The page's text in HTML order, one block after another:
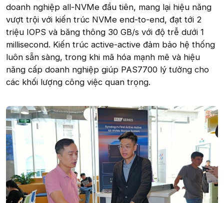
doanh nghiệp all-NVMe đầu tiên, mang lại hiệu năng
vượt trội với kiến trúc NVMe end-to-end, đạt tới 2
triệu IOPS và băng thông 30 GB/s với độ trễ dưới 1
millisecond. Kiến trúc active-active đảm bảo hệ thống
luôn sẵn sàng, trong khi mã hóa mạnh mẽ và hiệu
năng cấp doanh nghiệp giúp PAS7700 lý tưởng cho
các khối lượng công việc quan trọng.